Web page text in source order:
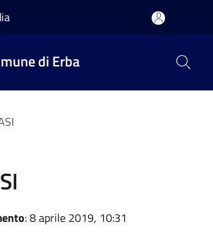
di Erba
: 8 aprile 2019, 10:31